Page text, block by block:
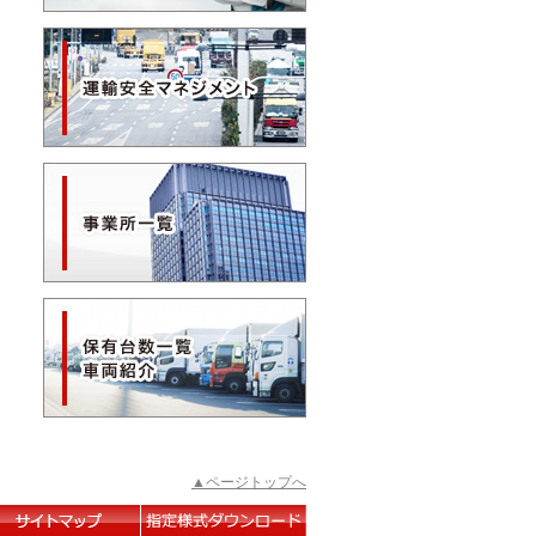
▲ページトップへ